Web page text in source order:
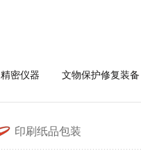
精密仪器 文物保护修复装备
印刷纸品包装